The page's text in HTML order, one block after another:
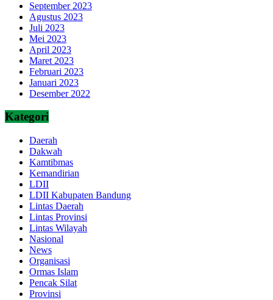
September 2023
Agustus 2023
Juli 2023
Mei 2023
April 2023
Maret 2023
Februari 2023
Januari 2023
Desember 2022
Kategori
Daerah
Dakwah
Kamtibmas
Kemandirian
LDII
LDII Kabupaten Bandung
Lintas Daerah
Lintas Provinsi
Lintas Wilayah
Nasional
News
Organisasi
Ormas Islam
Pencak Silat
Provinsi